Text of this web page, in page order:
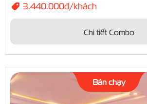
3.440.000đ/khách
Chi tiết Combo
Bán chạy